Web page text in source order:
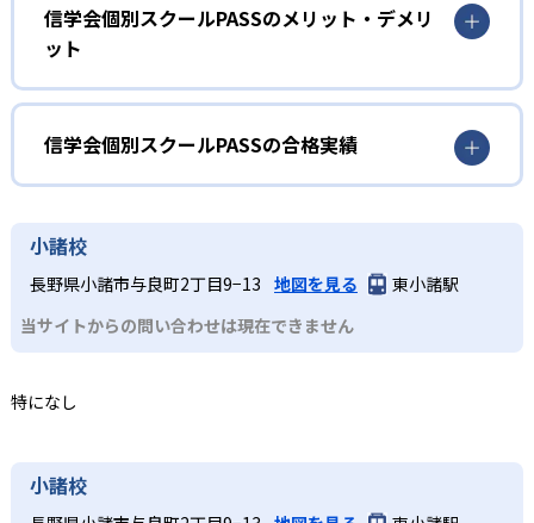
ら夜、土曜日にも開講しており、学校生活との両立を実現
する。
2 マンツーマン指導
一人ひとりの学習状況や目標に合わせて、最適なカリキュ
ラムを作成。苦手科目の克服を重視し、「勉強のやり方」
から丁寧に指導することで、自立した学習習慣の定着を図
供。基礎学力の定着から高校入試・大学入試対策まで、幅
広いニーズに対応する。
長野県で中学受験を考えている生徒
中学受験［4教科］コースでは、信州大学附属中学などへの
合格を目標として基礎力を定着させつつ応用力を養う。適
性検査対策対応のコースもあり、屋代高校附属中、諏訪清
陵高校附属中、市立長野中などの公立中高一貫校への合格
を目指す。
定期テスト対策授業を実施し、苦手単元の克服を支援。中
を目指す学習習慣を身につけたい中学生に適している。
文や面接対策を含む受験科目全般を強化したい高校生に向
信学会個別スクールPASSのメリット・デメリ
ット
どんなメリットがある?
曜日・時間を自由に選べるため、部活動や習い事など学校
外活動と両立しやすい。個別指導なので、自分の理解度に
合わせたペースで学習できる。
時間割や月謝などの詳細は各校舎ページで確認する必要が
あり、公式サイト上に掲載されていない。校舎ごとに受付
時間・駐車場の有無・講師構成が異なるため、希望する校
舎を事前に問い合わせる必要がある。
信学会個別スクールPASSの合格実績
信学会個別スクールPASSは合格実績を公式サイトで公開し
小諸校
長野県小諸市与良町2丁目9−13 地図を見る
東小諸駅
当サイトからの問い合わせは現在できません
特になし
小諸校